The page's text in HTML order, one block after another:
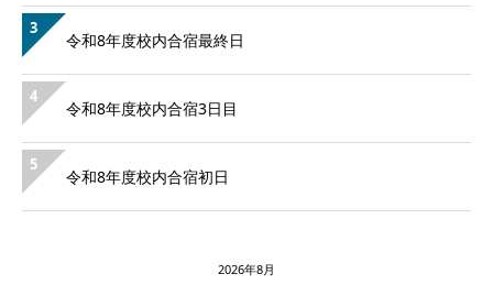
3
令和8年度校内合宿最終日
4
令和8年度校内合宿3日目
5
令和8年度校内合宿初日
2026年8月